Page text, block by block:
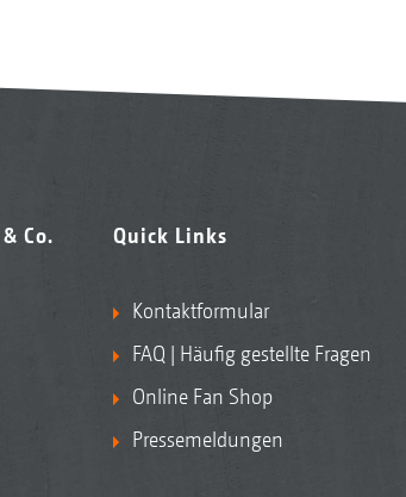
Co.
Quick Links
Kontaktformular
FAQ | Häufig gestellte Fragen
Online Fan Shop
Pressemeldungen